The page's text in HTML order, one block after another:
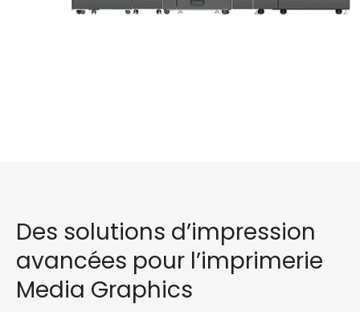
Des solutions d’impression
avancées pour l’imprimerie
Media Graphics